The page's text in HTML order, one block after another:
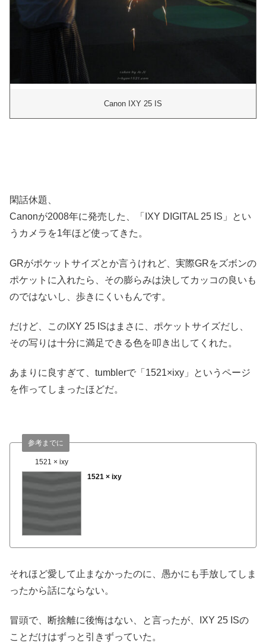
Canon IXY 25 IS
閑話休題、
Canonが2008年に発売した、「IXY DIGITAL 25 IS」とい
うカメラを1年ほど使ってきた。
GRがポケットサイズとか言うけれど、実際GRをズボンの
ポケットに入れたら、その膨らみは決してカッコの良いも
のではないし、歩きにくいもんです。
だけど、このIXY 25 ISはまさに、ポケットサイズだし、
その写りは十分に満足できる色を叩き出してくれた。
あまりに良すぎて、tumblerで「1521×ixy」というページ
を作ってしまったほどだ。
1521 × ixy
参考までに
1521 × ixy
それほど愛して止まなかったのに、愚かにも手放してしま
ったから話にならない。
冒頭で、断捨離に後悔はない、と言ったが、IXY 25 ISの
ことだけはずっと引きずっていた。